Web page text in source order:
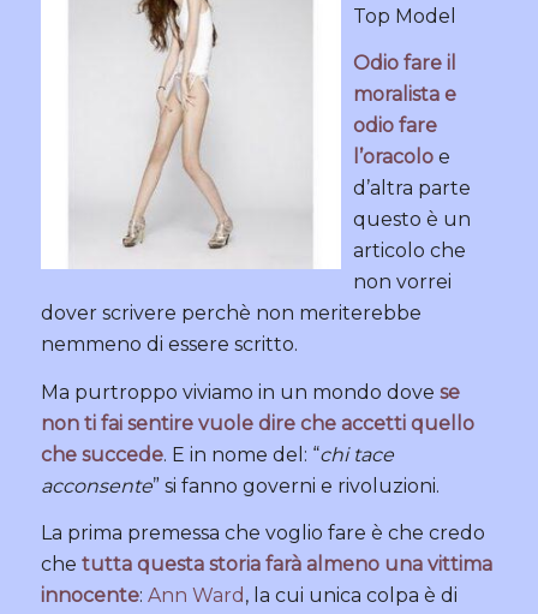
Top Model
Odio fare il
moralista e
odio fare
l’oracoloe
d’altra parte
questo è un
articolo che
non vorrei
dover scrivere perchè non meriterebbe
nemmeno di essere scritto.
Ma purtroppo viviamo in un mondo dove se
non ti fai sentire vuole dire che accetti quello
che succede. E in nome del: “chi tace
acconsente” si fanno governi e rivoluzioni.
La prima premessa che voglio fare è che credo
che tutta questa storia farà almeno una vittima
innocente: Ann Ward , la cui unica colpa è di